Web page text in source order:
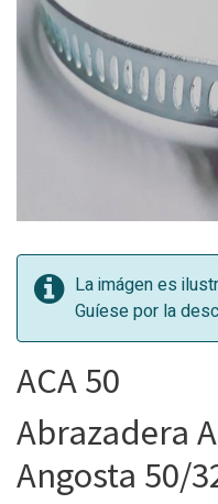
La imágen es
Guíese por la
ACA 50
Abrazadera
Angosta 50/